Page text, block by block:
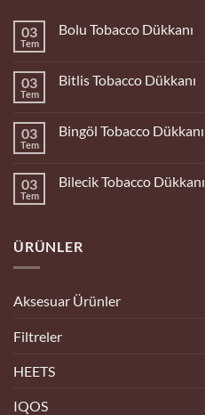
03
Tem
Bolu Tobacco Dükkanı
Tobacco
03
Tem
Bitlis Tobacco Dükkanı
Tobacco
03
Tem
Bingöl Tobacco Dükkanı
Tobacco
03
Tem
Bilecik Tobacco Dükkanı
Dükkanı
ÜRÜNLER
Aksesuar Ürünler
Filtreler
HEETS
IQOS